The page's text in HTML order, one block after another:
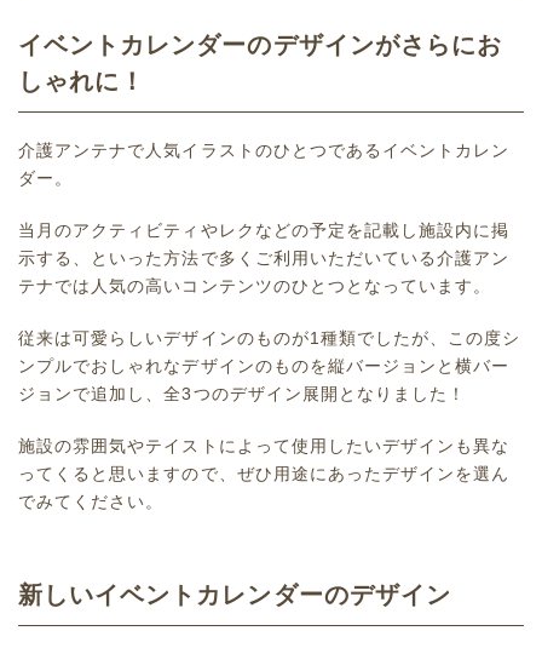
イベントカレンダーのデザインがさらにお
しゃれに！
介護アンテナで人気イラストのひとつであるイベントカレン
ダー。
当月のアクティビティやレクなどの予定を記載し施設内に掲
示する、といった方法で多くご利用いただいている介護アン
テナでは人気の高いコンテンツのひとつとなっています。
従来は可愛らしいデザインのものが1種類でしたが、この度シ
ンプルでおしゃれなデザインのものを縦バージョンと横バー
ジョンで追加し、全3つのデザイン展開となりました！
施設の雰囲気やテイストによって使用したいデザインも異な
ってくると思いますので、ぜひ用途にあったデザインを選ん
でみてください。
新しいイベントカレンダーのデザイン